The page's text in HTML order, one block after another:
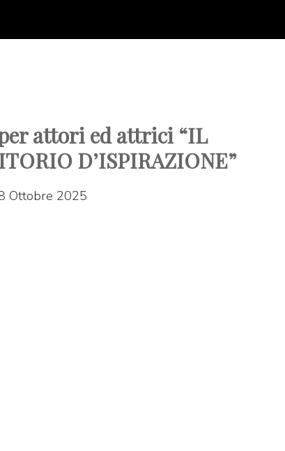
attori ed attrici “IL
D’ISPIRAZIONE”
Ottobre 2025